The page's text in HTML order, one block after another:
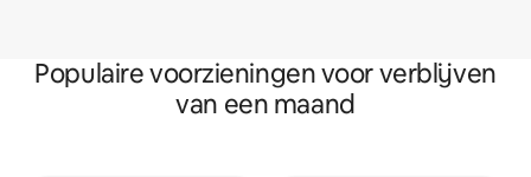
Populaire voorzieningen voor verblijven
van een maand